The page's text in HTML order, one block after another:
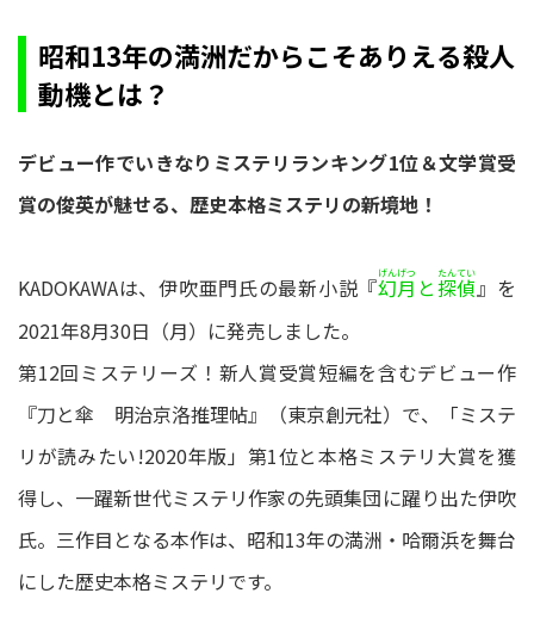
昭和13年の満洲だからこそありえる殺人
動機とは――？
デビュー作でいきなりミステリランキング1位＆文学賞受
賞の俊英が魅せる、歴史本格ミステリの新境地！
KADOKAWAは、伊吹亜門氏の最新小説『幻月
げんげつ と 探偵
たんてい』を
2021年8月30日（月）に発売しました。
第12回ミステリーズ！新人賞受賞短編を含むデビュー作
『刀と傘 明治京洛推理帖』（東京創元社）で、「ミステ
リが読みたい!2020年版」第1位と本格ミステリ大賞を獲
得し、一躍新世代ミステリ作家の先頭集団に躍り出た伊吹
氏。三作目となる本作は、昭和13年の満洲・哈爾浜を舞台
にした歴史本格ミステリです。